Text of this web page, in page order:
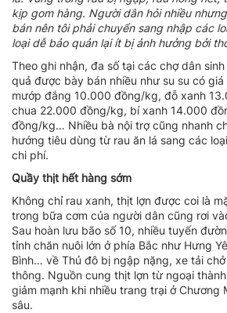
kịp gom hàng. Người dân hỏi nhiều
bán nên tôi phải chuyển sang nhập các
loại dễ bảo quản lại ít bị ảnh hưởng bởi
Theo ghi nhận, đa số tại các chợ dân
quả được bày bán nhiều như su su có
mướp đắng 10.000 đồng/kg, đỗ xanh
chua 22.000 đồng/kg, bí xanh 14.000
đồng/kg… Nhiều bà nội trợ cũng nhanh
hướng tiêu dùng từ rau ăn lá sang các
chi phí.
Quầy thịt hết hàng sớm
Không chỉ rau xanh, thịt lợn được coi là
trong bữa cơm của người dân cũng rơi
Sau hoàn lưu bão số 10, nhiều tuyến
tỉnh chăn nuôi lớn ở phía Bắc như Hưng
Bình… về Thủ đô bị ngập nặng, xe tải
thông. Nguồn cung thịt lợn từ ngoại
giảm mạnh khi nhiều trang trại ở Chương
sâu.